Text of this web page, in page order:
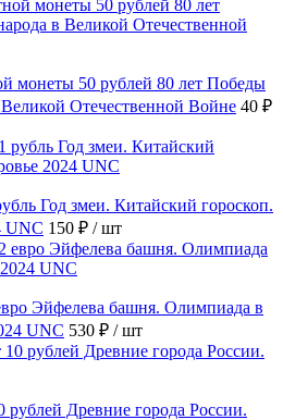
монеты 50 рублей 80 лет Победы
Великой Отечественной Войне 40 ₽
Год змеи. Китайский гороскоп.
UNC 150 ₽ / шт
Эйфелева башня. Олимпиада в
UNC 530 ₽ / шт
рублей Древние города России.